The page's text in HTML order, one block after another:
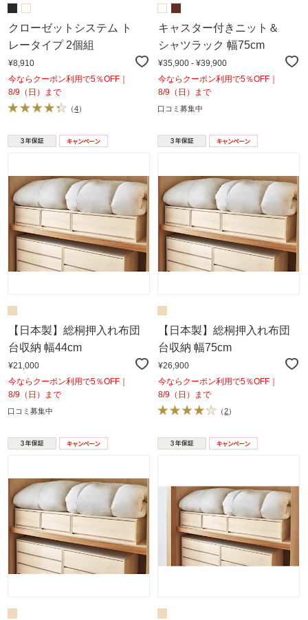
クローゼットシステム ト
レータイプ 2個組
¥8,910
今ならクーポン利用で5％OFF｜
8/9（日）まで
（4）
キャスター付きニット＆
シャツラック 幅75cm
¥35,900 - ¥39,900
今ならクーポン利用で5％OFF｜
8/9（日）まで
口コミ募集中
【日本製】総桐押入れ布団
台収納 幅44cm
¥21,000
今ならクーポン利用で5％OFF｜
8/9（日）まで
口コミ募集中
【日本製】総桐押入れ布団
台収納 幅75cm
¥26,900
今ならクーポン利用で5％OFF｜
8/9（日）まで
（2）